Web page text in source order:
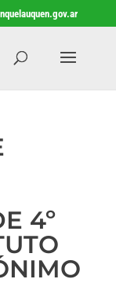
4º